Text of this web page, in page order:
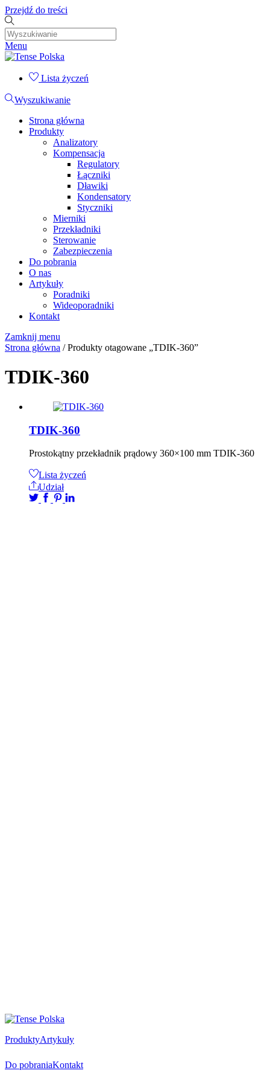
Przejdź do treści
Menu
Lista życzeń
Wyszukiwanie
Strona główna
Produkty
Analizatory
Kompensacja
Regulatory
Łączniki
Dławiki
Kondensatory
Styczniki
Mierniki
Przekładniki
Sterowanie
Zabezpieczenia
Do pobrania
O nas
Artykuły
Poradniki
Wideoporadniki
Kontakt
Zamknij menu
Strona główna / Produkty otagowane „TDIK-360”
TDIK-360
TDIK-360
Prostokątny przekładnik prądowy 360×100 mm TDIK-360
Lista życzeń
Udział
ProduktyArtykuły
Do pobraniaKontakt